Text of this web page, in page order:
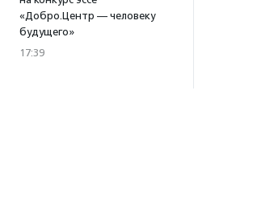
«Добро.Центр — человеку
будущего»
17:39